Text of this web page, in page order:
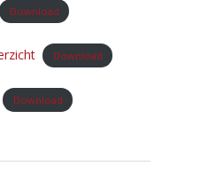
Download
Download
Download